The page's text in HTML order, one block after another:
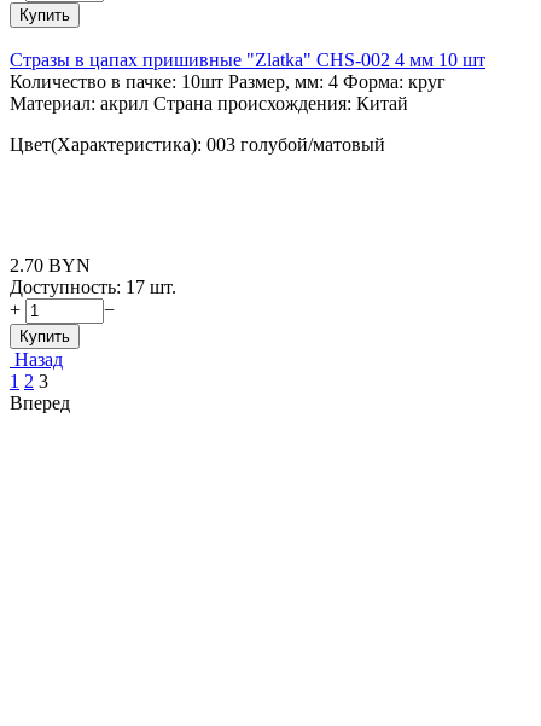
Купить
Стразы в цапах пришивные "Zlatka" CHS-002 4 мм 10 шт
Количество в пачке: 10шт Размер, мм: 4 Форма: круг
Материал: акрил Страна происхождения: Китай
Цвет(Характеристика): 003 голубой/матовый
2.70 BYN
Доступность: 17 шт.
+
−
Купить
Назад
1 2 3
Вперед